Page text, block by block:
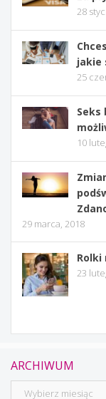
28
jakie
25
Seks
10
29 marca, 2018
Rolki
23
ARCHIWUM
Archiwum